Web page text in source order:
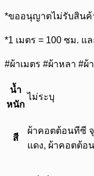
*ขออนุญาตไม่รับสินค้
*1 เมตร = 100 ซม. แ
#ผ้าเมตร #ผ้าหลา #
น้ำ
หนัก
ไม่ระบุ
สี
ผ้าคอตต้อนทีซี
แดง, ผ้าคอตต้อ